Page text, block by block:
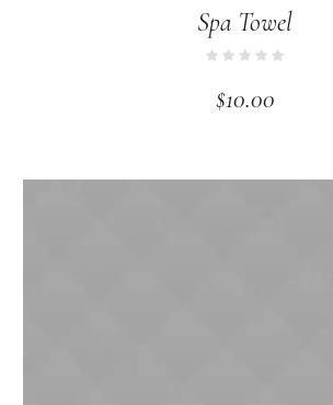
Spa Towel
$10.00